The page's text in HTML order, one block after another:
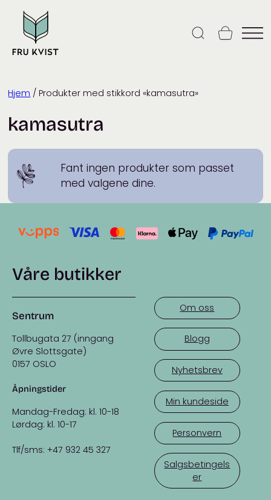
content
Hjem / Produkter med stikkord «kamasutra»
kamasutra
Fant ingen produkter som passet
med valgene dine.
Våre butikker
Sentrum
Tollbugata 27 (inngang
Øvre Slottsgate)
0157 OSLO
Åpningstider
Mandag-Fredag: kl. 10-18
Lørdag: kl. 10-17
Tlf/sms: +47 932 45 327
Om oss
Blogg
Nyhetsbrev
Min kundeside
Personvern
Salgsbetingels
er